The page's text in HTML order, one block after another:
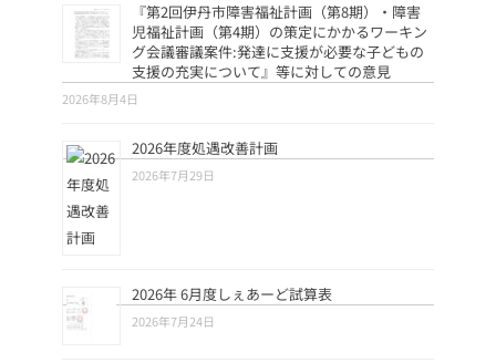
『第2回伊丹市障害福祉計画（第8期）・障害
児福祉計画（第4期）の策定にかかるワーキン
グ会議審議案件:発達に支援が必要な子どもの
支援の充実について』等に対しての意見
2026年8月4日
2026年度処遇改善計画
2026年7月29日
2026年 6月度しぇあーど試算表
2026年7月24日